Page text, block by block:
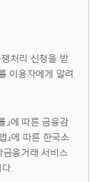
처리 신청을 받
이용자에게 알려
에 따른 금융감
」에 따른 한국소
금융거래 서비스
.